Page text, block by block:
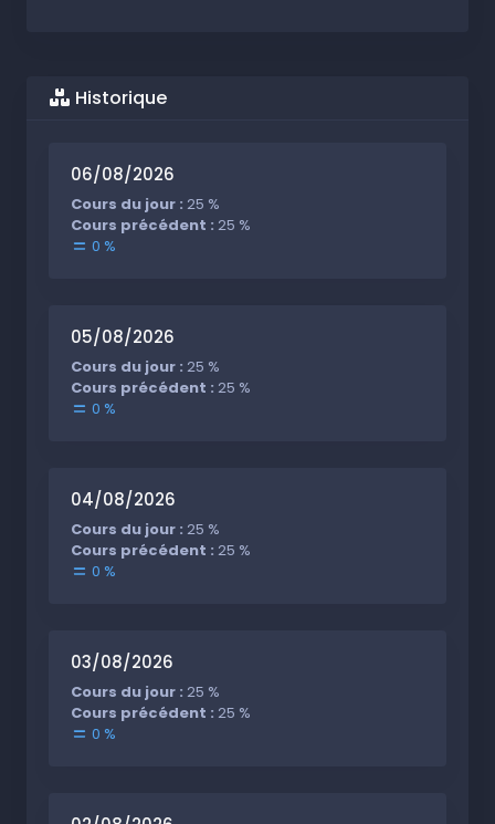
Historique
06/08/2026
Cours du jour : 25 %
Cours précédent : 25 %
0 %
05/08/2026
Cours du jour : 25 %
Cours précédent : 25 %
0 %
04/08/2026
Cours du jour : 25 %
Cours précédent : 25 %
0 %
03/08/2026
Cours du jour : 25 %
Cours précédent : 25 %
0 %